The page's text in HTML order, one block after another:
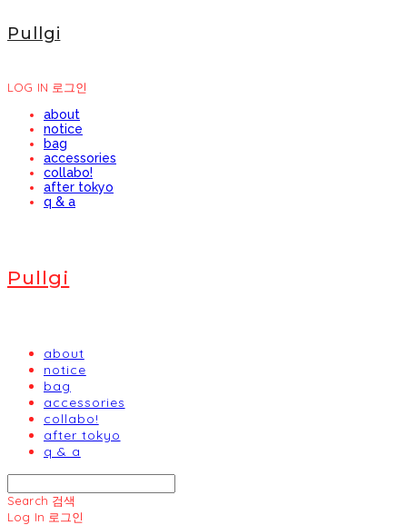
Pullgi
LOG IN 로그인
about
notice
bag
accessories
collabo!
after tokyo
q & a
Pullgi
about
notice
bag
accessories
collabo!
after tokyo
q & a
Search 검색
Log In 로그인